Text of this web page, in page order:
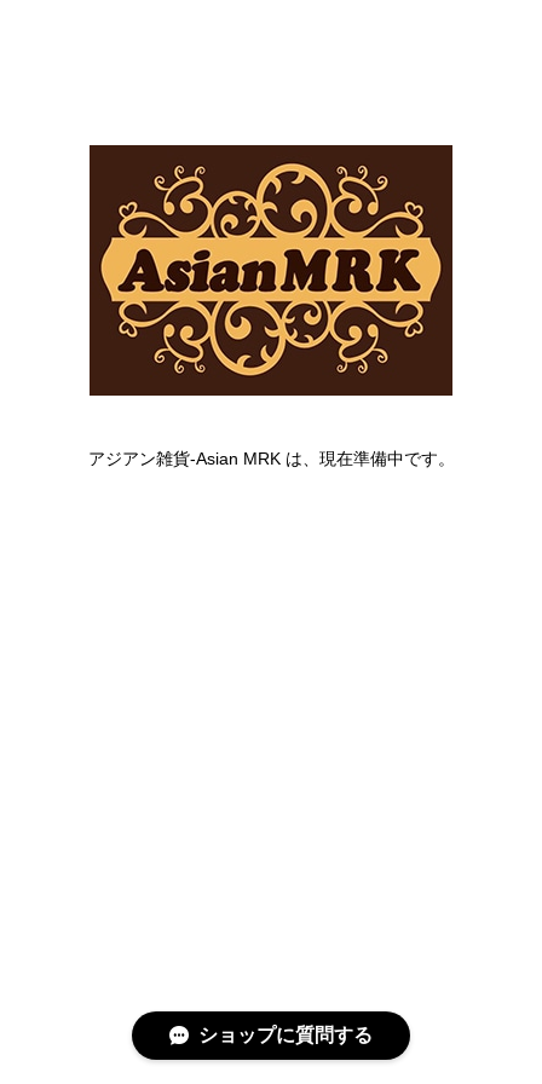
アジアン雑貨-Asian MRK は、現在準備中です。
ショップに質問する